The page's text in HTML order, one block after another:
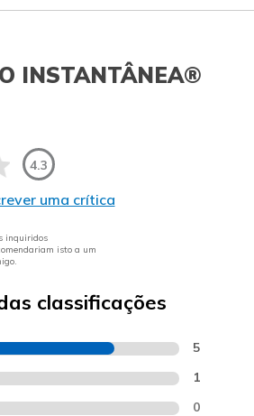
INSTANTÂNEA®
4.3
uma crítica
inquiridos
isto a um
classificações
5
1
0